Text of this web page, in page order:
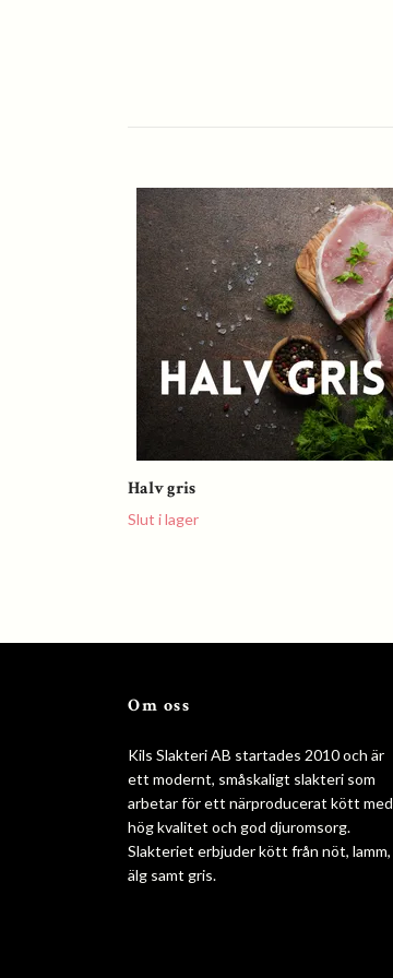
Halv gris
Slut i lager
Om oss
Kils Slakteri AB startades 2010 och är
ett modernt, småskaligt slakteri som
arbetar för ett närproducerat kött med
hög kvalitet och god djuromsorg.
Slakteriet erbjuder kött från nöt, lamm,
älg samt gris.